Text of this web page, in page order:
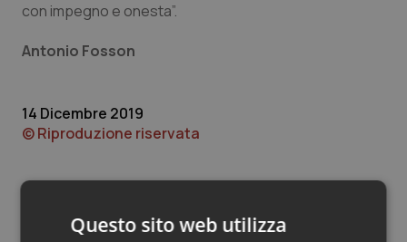
Quotidiano Cardiologia
Quotidiano Oncologia
Rene & patologie urogenitali
con impegno e onesta”.
Antonio Fosson
14 Dicembre 2019
© Riproduzione riservata
Questo sito web utilizza